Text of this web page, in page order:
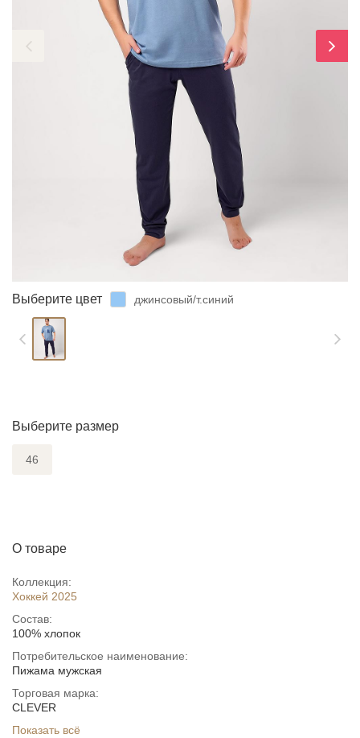
Выберите цвет джинсовый/т.синий
Выберите размер
46
О товаре
Коллекция:
Хоккей 2025
Состав:
100% хлопок
Потребительское наименование:
Пижама мужская
Торговая марка:
CLEVER
Показать всё